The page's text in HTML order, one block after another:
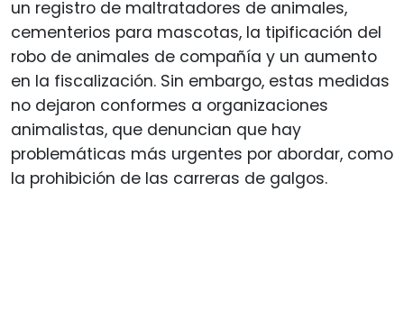
un registro de maltratadores de animales,
cementerios para mascotas, la tipificación del
robo de animales de compañía y un aumento
en la fiscalización. Sin embargo, estas medidas
no dejaron conformes a organizaciones
animalistas, que denuncian que hay
problemáticas más urgentes por abordar, como
la prohibición de las carreras de galgos.